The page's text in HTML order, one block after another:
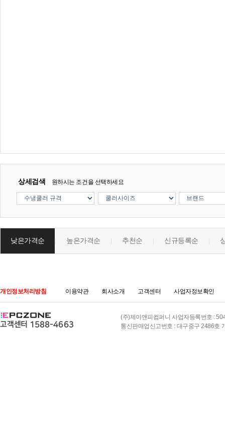
상세검색 원하시는 조건을 선택하세요
낮은가격순 높은가격순 추천순 신규등록순
개인정보처리방침 이용약관 회사소개 고객센터 사업자정보확인
(주)제이앤피컴퍼니 사업자등록번호 :
통신판매업신고번호 : 대구중구 2486호